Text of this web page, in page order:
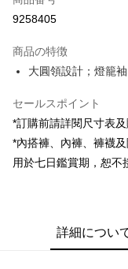
コンビニ店頭代金引換
Apple Pay
Google Pay
2. 支払い方法で「OP
的に OP Pay Later の取
一、 AFTEE代金後払いに
1.お支払い方法で
ATM払い
9258405
商品の特徴
大圓領設計；燈籠
セールスポイント
*訂購前請詳閱尺寸表
*內搭褲、內褲、褲襪
用於七日鑑賞期，恕不
詳細につい